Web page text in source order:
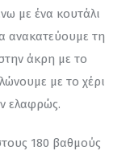
με ένα κουτάλι
ανακατεύουμε τη
άκρη με το
με το χέρι
ελαφρώς.
180 βαθμούς